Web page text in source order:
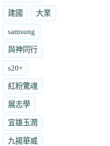
建國 大業
samsung
與神同行
s20+
紅粉驚魂
展志學
宜雄玉潤
九揚華威